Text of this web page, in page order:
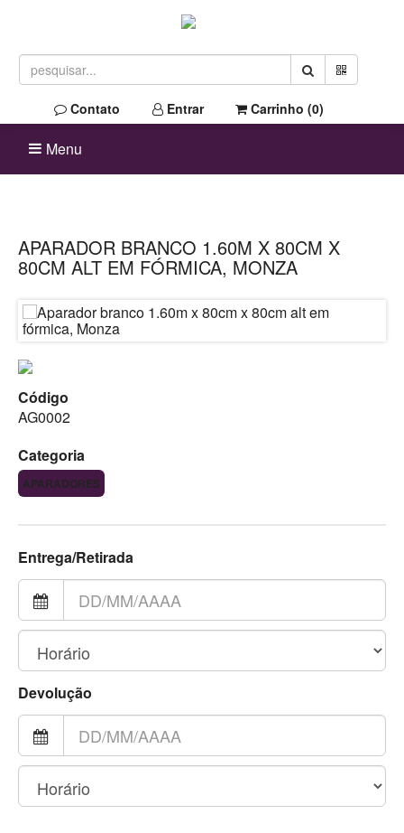
Contato Entrar Carrinho (0)
Menu
APARADOR BRANCO 1.60M X 80CM X
80CM ALT EM FÓRMICA, MONZA
Código
AG0002
Categoria
APARADORES
Entrega/Retirada
Devolução